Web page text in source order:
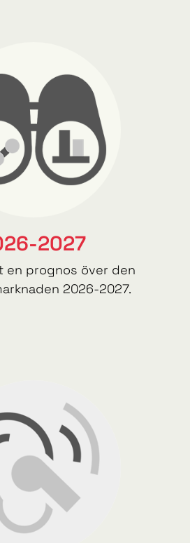
2027
en prognos över den
2026-2027.